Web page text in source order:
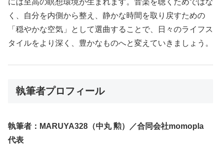
く、自分を内側から整え、静かな時間を取り戻すための
「穏やかな空気」として選曲することで、日々のライフス
タイルをより深く、豊かなものへと変えていきましょう。
執筆者プロフィール
執筆者：MARUYA328（中丸 勲）／合同会社momopla
代表